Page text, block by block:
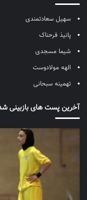
سهیل سعادتمندی
پانیذ فرحناک
شیما مسجدی
الهه مولادوست
تهمینه سبحانی
آخرین پست های بازبینی